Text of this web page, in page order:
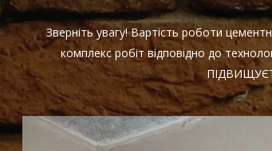
Зверніть увагу! Вартість роботи
комплекс робіт відповідно до